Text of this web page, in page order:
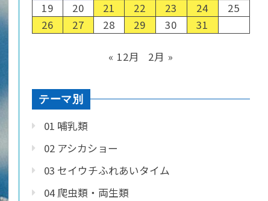
19
20 21 22 23 24
25
26
27 28 29 30 31
« 12月 2月 »
テーマ別
01 哺乳類
02 アシカショー
03 セイウチふれあいタイム
04 爬虫類・両生類